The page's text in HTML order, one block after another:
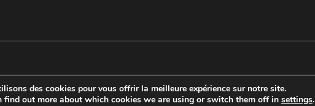
des cookies pour vous offrir la meilleure expérience sur notre site.
find out more about which cookies we are using or switch them off in settings.